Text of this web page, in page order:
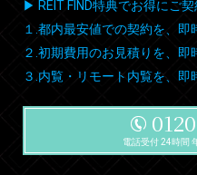
▶ REIT FIND特典でお得にご契
１.都内最安値での契約を、即
２.初期費用のお見積りを、即
３.内覧・リモート内覧を、即
電話受付 24時間